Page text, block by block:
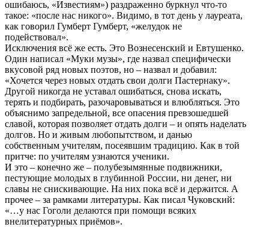
ошибаюсь, «Известиям») раздраженно буркнул что-то
такое: «после нас никого». Видимо, в тот день у лауреата,
как говорил Гумберт Гумберт, «желудок не
подействовал».
Исключения всё же есть. Это Вознесенский и Евтушенко.
Один написал «Муки музы», где назвал специфически
вкусовой ряд новых поэтов, но – назвал и добавил:
«Хочется через новых отдать свои долги Пастернаку».
Другой никогда не уставал ошибаться, снова искать,
терять и подбирать, разочаровываться и влюбляться. Это
объяснимо запредельной, все опасения превзошедшей
славой, которая позволяет отдать долги – и опять наделать
долгов. Но и живым любопытством, и данью
собственным учителям, посеявшим традицию. Как в той
притче: по учителям узнаются ученики.
И это – конечно же – полубезымянные подвижники,
пестующие молодых в глубинной России, ни денег, ни
славы не снискивающие. На них пока всё и держится. А
прочее – за рамками литературы. Как писал Чуковский:
«…у нас Гоголи делаются при помощи всяких
внелитературных приёмов».